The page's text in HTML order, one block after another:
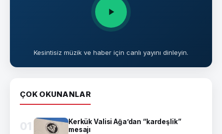
Kesintisiz müzik ve haber için canlı yayını dinleyin.
ÇOK OKUNANLAR
01
Kerkük Valisi Ağa’dan “kardeşlik”
mesajı